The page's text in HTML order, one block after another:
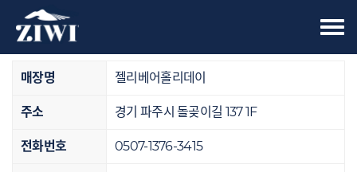
오프라인 매장
매장명 젤리베어홀리데이
주소 경기 파주시 돌곶이길 137 1F
전화번호 0507-1376-3415